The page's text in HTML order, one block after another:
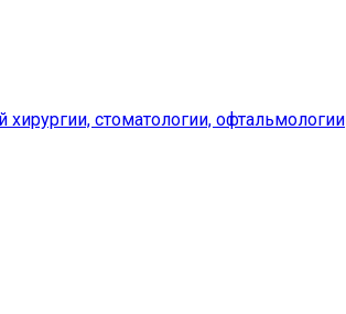
стоматологии, офтальмологии